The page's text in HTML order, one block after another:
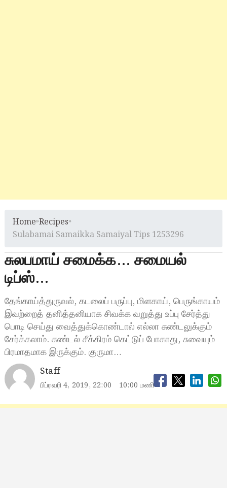
Home»Recipes»
Sulabamai Samaikka Samaiyal Tips 1253296
சுலபமாய் சமைக்க… சமையல்
டிப்ஸ்…
தேங்காய்த்துருவல், கடலைப் பருப்பு, மிளகாய், பெருங்காயம்
இவற்றைத் தனித்தனியாக சிவக்க வறுத்து உப்பு சேர்த்து
பொடி செய்து வைத்துக்கொண்டால் எல்லா சுண்டலுக்கும்
சேர்க்கலாம். சுண்டல் சீக்கிரம் கெட்டுப் போகாது, சுவையும்
பிரமாதமாக இருக்கும். குருமா…
Staff
பிப்ரவரி 4, 2019, 22:00 10:00 மணி